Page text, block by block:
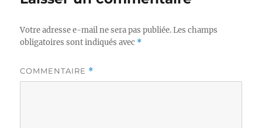
Votre adresse e-mail ne sera pas publiée. Les champs
obligatoires sont indiqués avec *
COMMENTAIRE *